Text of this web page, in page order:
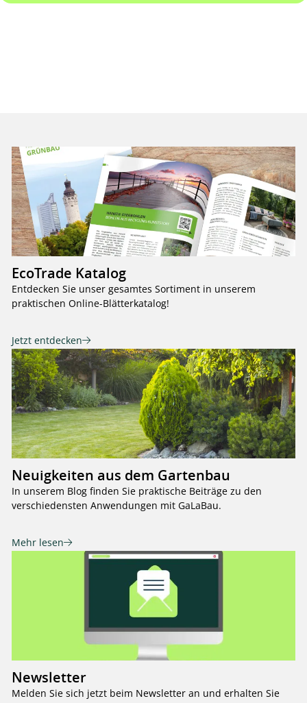
EcoTrade Katalog
Entdecken Sie unser gesamtes Sortiment in unserem
praktischen Online-Blätterkatalog!
Jetzt entdecken
Neuigkeiten aus dem Gartenbau
In unserem Blog finden Sie praktische Beiträge zu den
verschiedensten Anwendungen mit GaLaBau.
Mehr lesen
Newsletter
Melden Sie sich jetzt beim Newsletter an und erhalten Sie